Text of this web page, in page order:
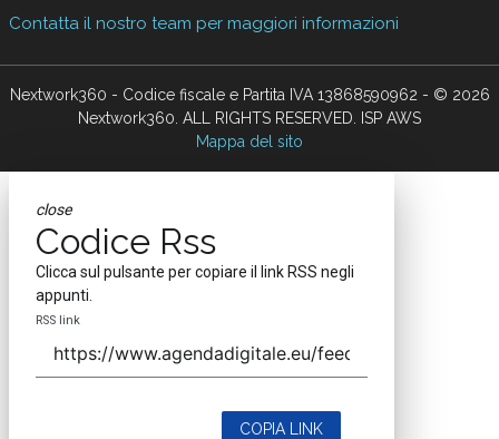
Contatta il nostro team per maggiori informazioni
Nextwork360 - Codice fiscale e Partita IVA 13868590962 - © 2026
Nextwork360. ALL RIGHTS RESERVED. ISP AWS
Mappa del sito
close
Codice Rss
Clicca sul pulsante per copiare il link RSS negli
appunti.
RSS link
COPIA LINK